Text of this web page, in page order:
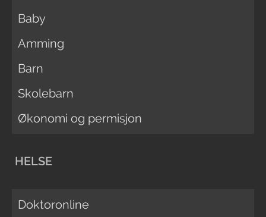
Baby
Amming
Barn
Skolebarn
Økonomi og permisjon
HELSE
Doktoronline